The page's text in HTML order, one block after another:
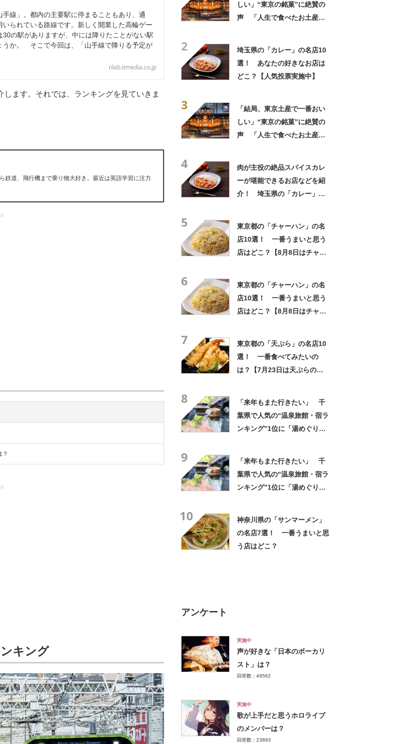
線」。都内の主要駅に停まることもあり、通
られている路線です。新しく開業した高輪ゲー
30の駅がありますが、中には降りたことがない駅
うか。 そこで今回は、「山手線で降りる予定が
nlab.itmedia.co.jp
ます。それでは、ランキングを見ていきま
鉄道、飛行機まで乗り物大好き。最近は英語学習に注力
？
キング
しい」“東京の銘菓”に絶賛の
声 「人生で食べたお土産の
2
埼玉県の「カレー」の名店10
選！ あなたの好きなお店は
どこ？【人気投票実施中】
3
「結局、東京土産で一番おい
しい」“東京の銘菓”に絶賛の
声 「人生で食べたお土産の
4
肉が主役の絶品スパイスカレ
ーが堪能できるお店などを紹
介！ 埼玉県の「カレー」の
5
東京都の「チャーハン」の名
店10選！ 一番うまいと思う
店はどこ？【8月8日はチャー
6
東京都の「チャーハン」の名
店10選！ 一番うまいと思う
店はどこ？【8月8日はチャー
7
東京都の「天ぷら」の名店10
選！ 一番食べてみたいの
は？【7月23日は天ぷらの
8
「来年もまた行きたい」 千
葉県で人気の“温泉旅館・宿ラ
ンキング”1位に「湯めぐりで
9
「来年もまた行きたい」 千
葉県で人気の“温泉旅館・宿ラ
ンキング”1位に「湯めぐりで
10
神奈川県の「サンマーメン」
の名店7選！ 一番うまいと思
う店はどこ？
アンケート
実施中
声が好きな「日本のボーカリ
スト」は？
回答数：49562
実施中
歌が上手だと思うホロライブ
のメンバーは？
回答数：23893